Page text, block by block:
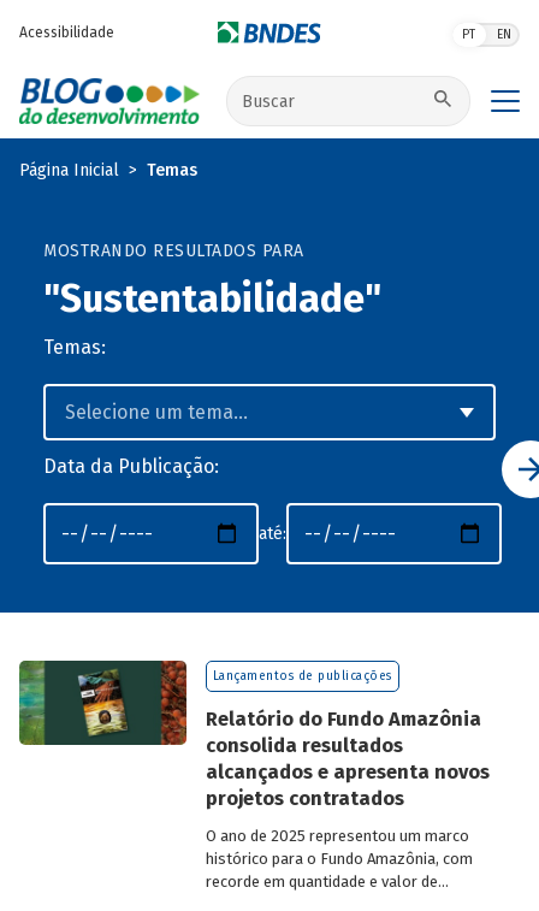
Acessibilidade PT EN
Buscar no site
Página Inicial Temas
MOSTRANDO RESULTADOS PARA
"Sustentabilidade"
Temas:
Data da Publicação:
até:
Lançamentos de publicações
Relatório do Fundo Amazônia
consolida resultados
alcançados e apresenta novos
projetos contratados
O ano de 2025 representou um marco
histórico para o Fundo Amazônia, com
recorde em quantidade e valor de